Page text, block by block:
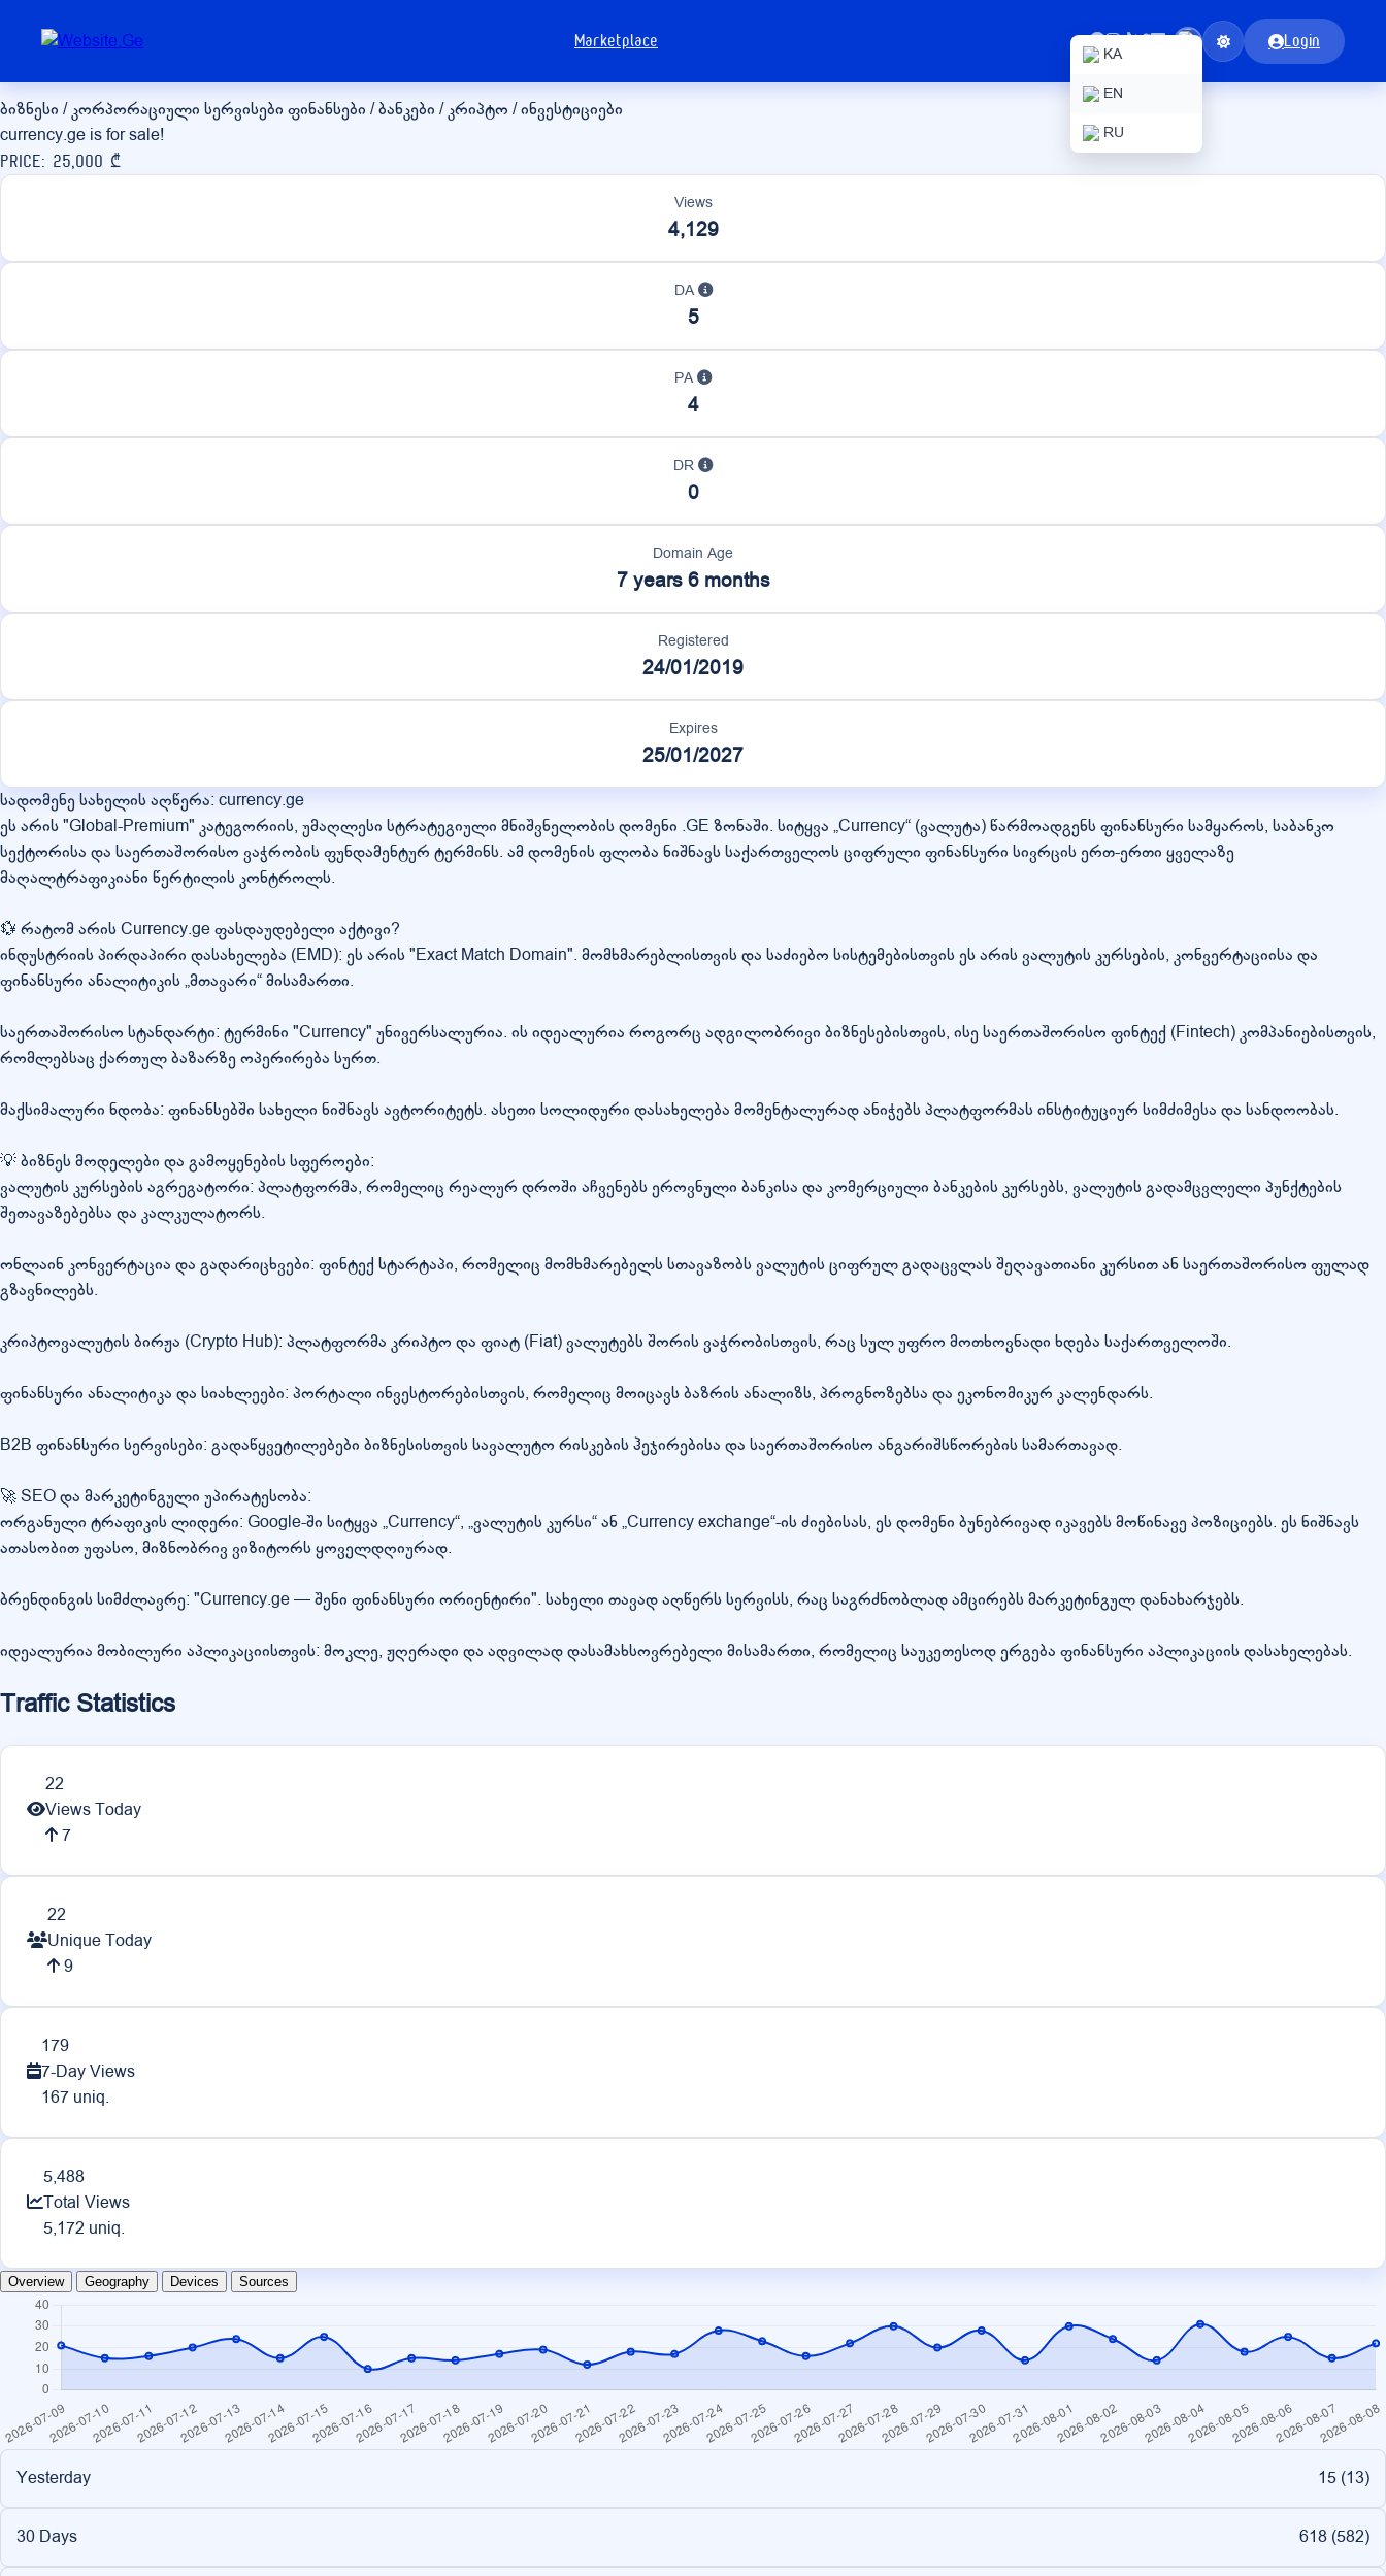
Marketplace
KA
EN
RU
Login
currency.ge
ბიზნესი / კორპორაციული სერვისები ფინანსები / ბანკები / კრიპტო / ინვესტიციები
currency.ge is for sale!
Price: 25,000 ₾
Views
4,129
DA
5
PA
4
DR
0
Domain Age
7 years 6 months
Registered
24/01/2019
Expires
25/01/2027
სადომენე სახელის აღწერა: currency.ge
ეს არის "Global-Premium" კატეგორიის, უმაღლესი სტრატეგიული მნიშვნელობის დომენი .GE ზონაში. სიტყვა „Currency“ (ვალუტა) წარმოადგენს ფინანსური სამყაროს, საბანკო
სექტორისა და საერთაშორისო ვაჭრობის ფუნდამენტურ ტერმინს. ამ დომენის ფლობა ნიშნავს საქართველოს ციფრული ფინანსური სივრცის ერთ-ერთი ყველაზე
მაღალტრაფიკიანი წერტილის კონტროლს.
💱 რატომ არის Currency.ge ფასდაუდებელი აქტივი?
ინდუსტრიის პირდაპირი დასახელება (EMD): ეს არის "Exact Match Domain". მომხმარებლისთვის და საძიებო სისტემებისთვის ეს არის ვალუტის კურსების, კონვერტაციისა და
ფინანსური ანალიტიკის „მთავარი“ მისამართი.
საერთაშორისო სტანდარტი: ტერმინი "Currency" უნივერსალურია. ის იდეალურია როგორც ადგილობრივი ბიზნესებისთვის, ისე საერთაშორისო ფინტექ (Fintech) კომპანიებისთვის,
რომლებსაც ქართულ ბაზარზე ოპერირება სურთ.
მაქსიმალური ნდობა: ფინანსებში სახელი ნიშნავს ავტორიტეტს. ასეთი სოლიდური დასახელება მომენტალურად ანიჭებს პლატფორმას ინსტიტუციურ სიმძიმესა და სანდოობას.
💡 ბიზნეს მოდელები და გამოყენების სფეროები:
ვალუტის კურსების აგრეგატორი: პლატფორმა, რომელიც რეალურ დროში აჩვენებს ეროვნული ბანკისა და კომერციული ბანკების კურსებს, ვალუტის გადამცვლელი პუნქტების
შეთავაზებებსა და კალკულატორს.
ონლაინ კონვერტაცია და გადარიცხვები: ფინტექ სტარტაპი, რომელიც მომხმარებელს სთავაზობს ვალუტის ციფრულ გადაცვლას შეღავათიანი კურსით ან საერთაშორისო ფულად
გზავნილებს.
კრიპტოვალუტის ბირჟა (Crypto Hub): პლატფორმა კრიპტო და ფიატ (Fiat) ვალუტებს შორის ვაჭრობისთვის, რაც სულ უფრო მოთხოვნადი ხდება საქართველოში.
ფინანსური ანალიტიკა და სიახლეები: პორტალი ინვესტორებისთვის, რომელიც მოიცავს ბაზრის ანალიზს, პროგნოზებსა და ეკონომიკურ კალენდარს.
B2B ფინანსური სერვისები: გადაწყვეტილებები ბიზნესისთვის სავალუტო რისკების ჰეჯირებისა და საერთაშორისო ანგარიშსწორების სამართავად.
🚀 SEO და მარკეტინგული უპირატესობა:
ორგანული ტრაფიკის ლიდერი: Google-ში სიტყვა „Currency“, „ვალუტის კურსი“ ან „Currency exchange“-ის ძიებისას, ეს დომენი ბუნებრივად იკავებს მოწინავე პოზიციებს. ეს ნიშნავს
ათასობით უფასო, მიზნობრივ ვიზიტორს ყოველდღიურად.
ბრენდინგის სიმძლავრე: "Currency.ge — შენი ფინანსური ორიენტირი". სახელი თავად აღწერს სერვისს, რაც საგრძნობლად ამცირებს მარკეტინგულ დანახარჯებს.
იდეალურია მობილური აპლიკაციისთვის: მოკლე, ჟღერადი და ადვილად დასამახსოვრებელი მისამართი, რომელიც საუკეთესოდ ერგება ფინანსური აპლიკაციის დასახელებას.
Traffic Statistics
22
Views Today
7
22
Unique Today
9
179
7-Day Views
167 uniq.
5,488
Total Views
5,172 uniq.
Overview Geography Devices Sources
Yesterday 15 (13)
30 Days 618 (582)